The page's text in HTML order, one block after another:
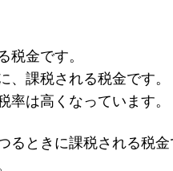
税金です。
、課税される税金です。
率は高くなっています。
るときに課税される税